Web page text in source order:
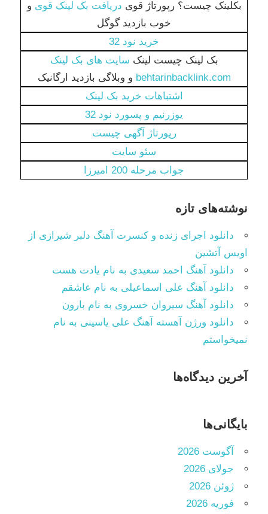
بکلینک چیست؟ رپورتاژ قوی دریافت بک لینک قوی و
خوب بازدید گوگل
خرید نود 32
بک لینک چیست لینک سایت های بک لینک
behtarinbacklink.com و وبلاگی بازدید ارگانیک
اشتباهات خرید بک لینک
یوزرنیم و پسورد نود 32
رپورتاژ آگهی چیست
سئو سایت
جواب مرحله 200 امیرزا
نوشته‌های تازه
دانلود اجرای زنده و کنسرت آهنگ دلبر شیرازی از
اویس آتشین
دانلود آهنگ احمد سعیدی به نام یادت هست
دانلود آهنگ علی اسماعیلی به نام عاشقم
دانلود آهنگ سیروان خسروی به نام بارون
دانلود ورژن آهسته آهنگ علی یاسینی به نام
نمیخواستم
آخرین دیدگاه‌ها
بایگانی‌ها
آگوست 2026
جولای 2026
ژوئن 2026
فوریه 2026